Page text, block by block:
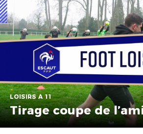
LOISIRS À 11
Tirage coupe de